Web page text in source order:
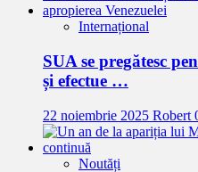
Internațional
SUA se pregătesc
și efectue …
22 noiembrie 2025 Robert
Noutăți